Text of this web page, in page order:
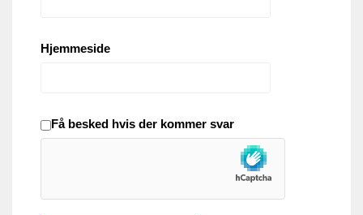
Hjemmeside
Få besked hvis der kommer svar